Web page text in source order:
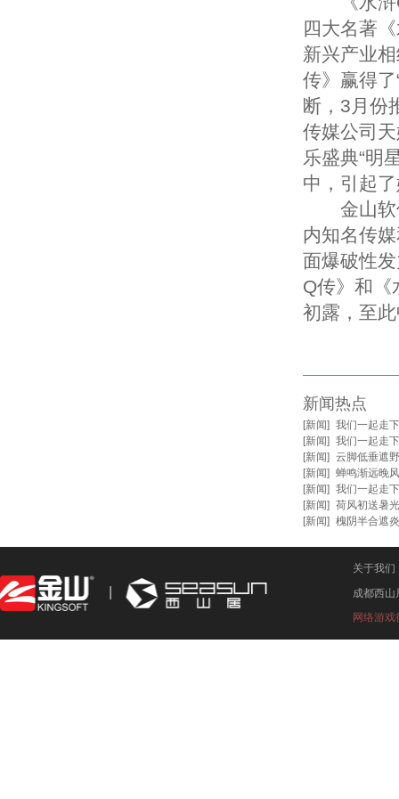
四大名著
新兴产业
传》赢得
断，3月份
传媒公司
乐盛典“明
中，引起
金山软件
内知名传
面爆破性
Q传》和《
初露，至
新闻热点
[新闻] 我们一起走
[新闻] 我们一起走
[新闻] 云脚低垂遮
[新闻] 蝉鸣渐远晚
[新闻] 我们一起走
[新闻] 荷风初送暑
[新闻] 槐阴半合遮
关于我们
成都西山
网络游